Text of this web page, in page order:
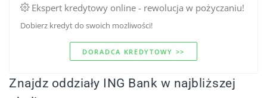
Ekspert kredytowy online - rewolucja w pożyczaniu!
Dobierz kredyt do swoich mozliwości!
DORADCA KREDYTOWY >>
Znajdz oddziały ING Bank w najbliższej